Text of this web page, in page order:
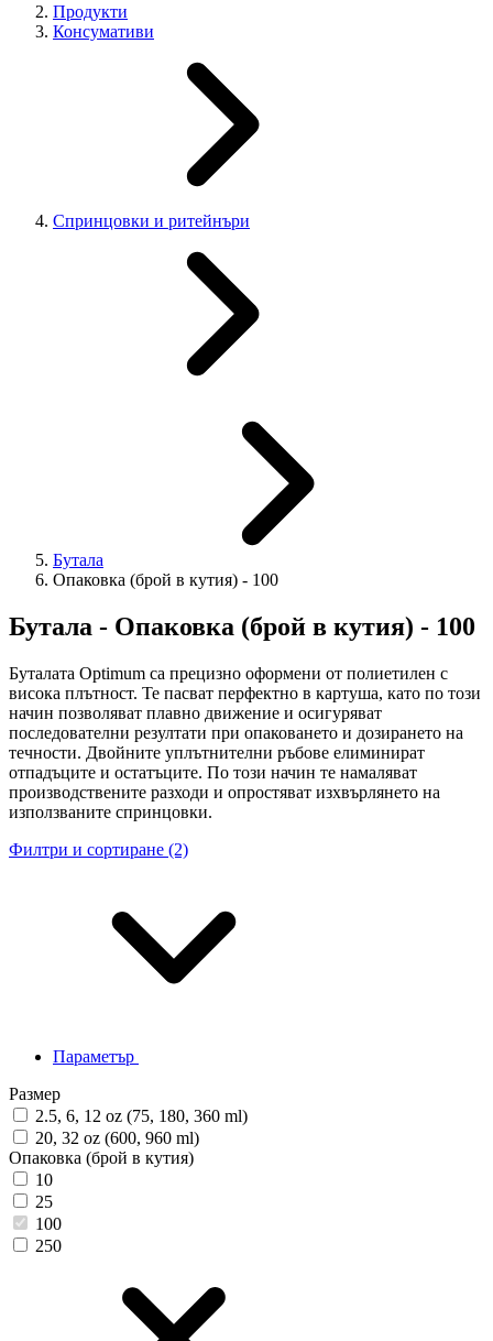
Продукти
Консумативи
Cпринцовки и ритейнъри
Бутала
Опаковка (брой в кутия) - 100
Бутала - Опаковка (брой в кутия) - 100
Буталата Optimum са прецизно оформени от полиетилен с
висока плътност. Те пасват перфектно в картуша, като по този
начин позволяват плавно движение и осигуряват
последователни резултати при опаковането и дозирането на
течности. Двойните уплътнителни ръбове елиминират
отпадъците и остатъците. По този начин те намаляват
производствените разходи и опростяват изхвърлянето на
използваните спринцовки.
Филтри и сортиране (2)
Параметър
Размер
2.5, 6, 12 oz (75, 180, 360 ml)
20, 32 oz (600, 960 ml)
Опаковка (брой в кутия)
10
25
100
250